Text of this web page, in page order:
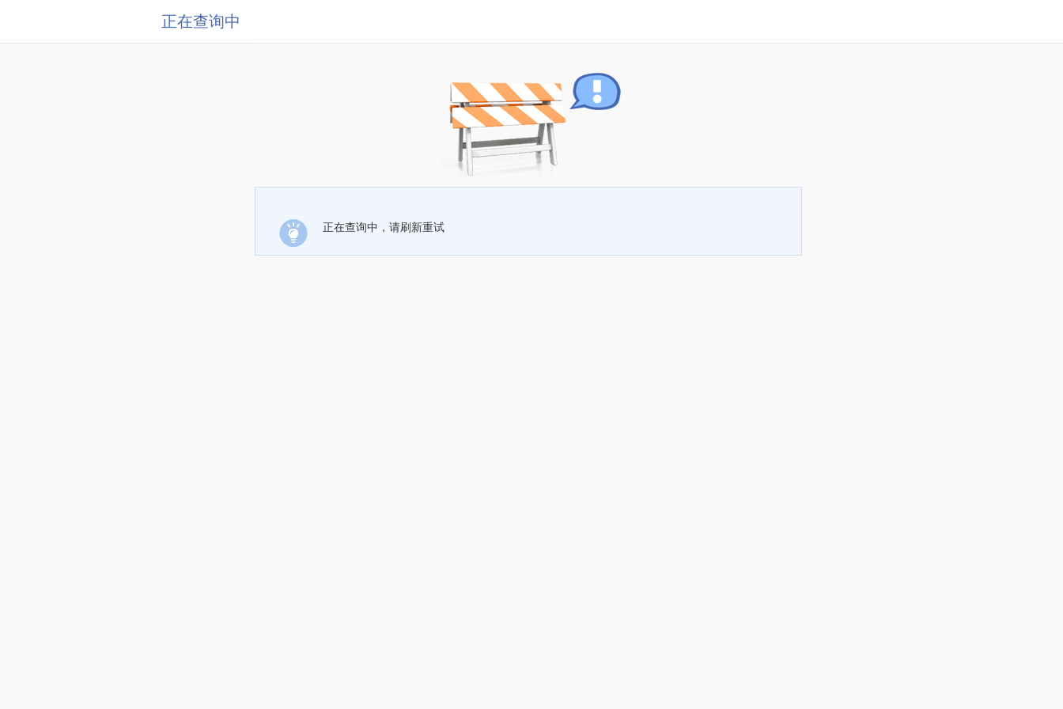
正在查询中
正在查询中，请刷新重试